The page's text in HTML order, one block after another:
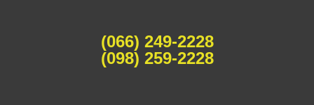
(066) 249-2228
(098) 259-2228